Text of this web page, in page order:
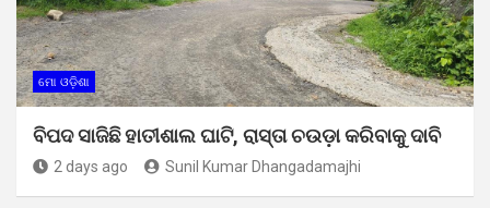
ମୋ ଓଡ଼ିଶା
ବିପଦ ସାଜିଛି ହାତୀଶାଲ ଘାଟି, ରାସ୍ତା ଚଉଡ଼ା କରିବାକୁ ଦାବି
2 days ago Sunil Kumar Dhangadamajhi